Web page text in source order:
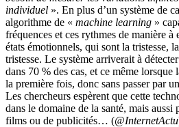
individuel ». En plus d’un système de
algorithme de « machine learning »
fréquences et ces rythmes de manière à
états émotionnels, qui sont la tristesse,
tristesse. Le système arriverait à
dans 70 % des cas, et ce même lorsque
la première fois, donc sans passer par
Les chercheurs espèrent que cette
dans le domaine de la santé, mais aussi
films ou de publicités… (@InternetActu